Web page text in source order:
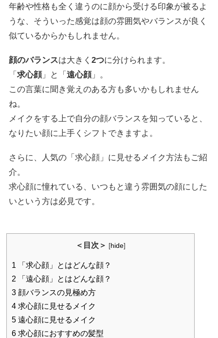
年齢や性格も全く違うのに顔から受ける印象が被るよ
うな、そういった感覚は顔の雰囲気やバランスが良く
似ているからかもしれません。
顔のバランスは大きく2つに分けられます。
「求心顔」と「遠心顔」。
この言葉に聞き覚えのある方も多いかもしれません
ね。
メイクをする上で自分の顔バランスを知っていると、
なりたい顔に上手くシフトできますよ。
さらに、人気の「求心顔」に見せるメイク方法もご紹
介。
求心顔に憧れている、いつもと違う雰囲気の顔にした
いという方は必見です。
＜目次＞ [hide]
1 「求心顔」とはどんな顔？
2 「遠心顔」とはどんな顔？
3 顔バランスの見極め方
4 求心顔に見せるメイク
5 遠心顔に見せるメイク
6 求心顔におすすめの髪型